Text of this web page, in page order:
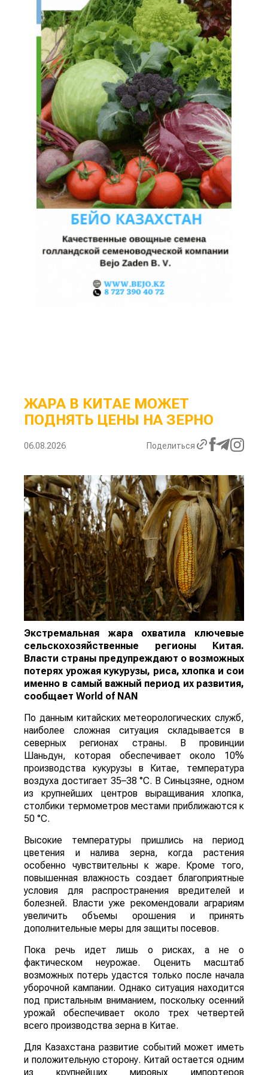
ЖАРА В КИТАЕ МОЖЕТ
ПОДНЯТЬ ЦЕНЫ НА ЗЕРНО
06.08.2026 Поделиться
Экстремальная жара охватила ключевые
сельскохозяйственные регионы Китая.
Власти страны предупреждают о возможных
потерях урожая кукурузы, риса, хлопка и сои
именно в самый важный период их развития,
сообщает World of NAN
По данным китайских метеорологических служб,
наиболее сложная ситуация складывается в
северных регионах страны. В провинции
Шаньдун, которая обеспечивает около 10%
производства кукурузы в Китае, температура
воздуха достигает 35–38 °C. В Синьцзяне, одном
из крупнейших центров выращивания хлопка,
столбики термометров местами приближаются к
50 °C.
Высокие температуры пришлись на период
цветения и налива зерна, когда растения
особенно чувствительны к жаре. Кроме того,
повышенная влажность создает благоприятные
условия для распространения вредителей и
болезней. Власти уже рекомендовали аграриям
увеличить объемы орошения и принять
дополнительные меры для защиты посевов.
Пока речь идет лишь о рисках, а не о
фактическом неурожае. Оценить масштаб
возможных потерь удастся только после начала
уборочной кампании. Однако ситуация находится
под пристальным вниманием, поскольку осенний
урожай обеспечивает около трех четвертей
всего производства зерна в Китае.
Для Казахстана развитие событий может иметь
и положительную сторону. Китай остается одним
из крупнейших мировых импортеров